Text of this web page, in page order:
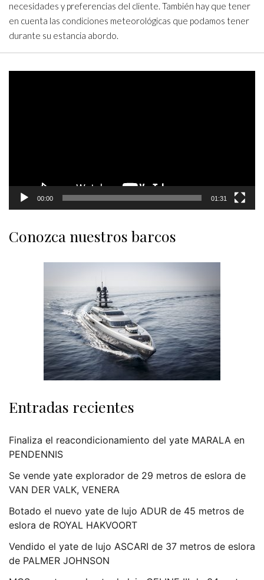
necesidades y preferencias del cliente. También hay que tener
en cuenta las condiciones meteorológicas que podamos tener
durante su estancia abordo.
00:00 01:31
Conozca nuestros barcos
Entradas recientes
Finaliza el reacondicionamiento del yate MARALA en
PENDENNIS
Se vende yate explorador de 29 metros de eslora de
VAN DER VALK, VENERA
Botado el nuevo yate de lujo ADUR de 45 metros de
eslora de ROYAL HAKVOORT
Vendido el yate de lujo ASCARI de 37 metros de eslora
de PALMER JOHNSON